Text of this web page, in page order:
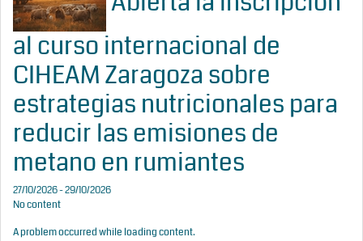
al curso internacional de
CIHEAM Zaragoza sobre
estrategias nutricionales para
reducir las emisiones de
metano en rumiantes
27/10/2026 - 29/10/2026
No content
A problem occurred while loading content.